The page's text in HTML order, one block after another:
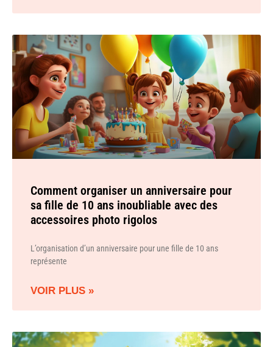
Comment organiser un anniversaire pour
sa fille de 10 ans inoubliable avec des
accessoires photo rigolos
L’organisation d’un anniversaire pour une fille de 10 ans
représente
VOIR PLUS »